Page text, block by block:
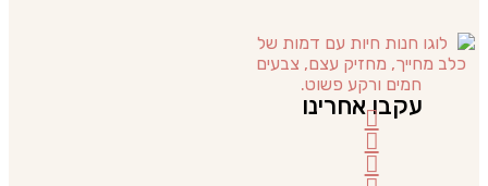
עקבו אחרינו